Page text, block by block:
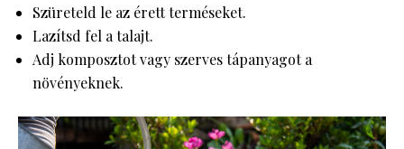
Szüreteld le az érett terméseket.
Lazítsd fel a talajt.
Adj komposztot vagy szerves tápanyagot a
növényeknek.